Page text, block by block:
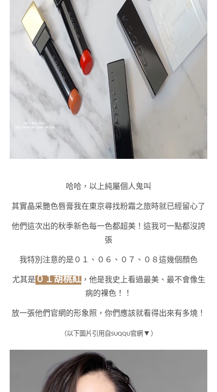
哈哈，以上純屬個人鬼叫
其實晶采艷色唇膏我在東京尋找粉霜之旅時就已經留心了
他們這次出的秋季新色每一色都超美！這我可一點都沒誇
張
我特別注意的是０１、０６、０７、０８這幾個顏色
尤其是 ０１胡桃紅，他是我史上看過最美、最不會像生
病的裸色！！
放一張他們官網的形象照，你們應該就看得出來有多燒！
（以下圖片引用自SUQQU官網 ▼ ）